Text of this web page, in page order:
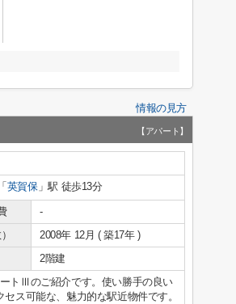
情報の見方
【アパート】
「 英賀保」駅 徒歩13分
-
2008年 12月 ( 築17年 )
2階建
トⅢのご紹介です。使い勝手の良い
ス可能な、魅力的な駅近物件です。